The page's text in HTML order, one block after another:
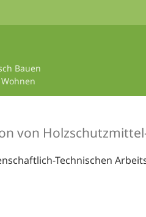
Bauen
von
Technischen